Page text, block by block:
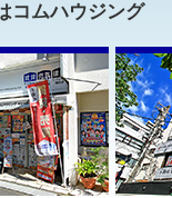
コムハウジング